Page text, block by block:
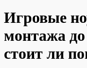
Игровые
монтажа до
стоит ли